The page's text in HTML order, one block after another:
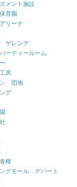
メント施設
育園
リーナ
ゲレンデ
ーティールーム
房
ン 団地
グ
種
グモール デパート